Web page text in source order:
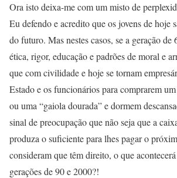
Ora isto deixa-me com um misto de
Eu defendo e acredito que os jovens de hoje
do futuro. Mas nestes casos, se a geração
ética, rigor, educação e padrões de moral e
que com civilidade e hoje se tornam
Estado e os funcionários para comprarem
ou uma “gaiola dourada” e dormem
sinal de preocupação que não seja que a
produza o suficiente para lhes pagar o
consideram que têm direito, o que
gerações de 90 e 2000?!